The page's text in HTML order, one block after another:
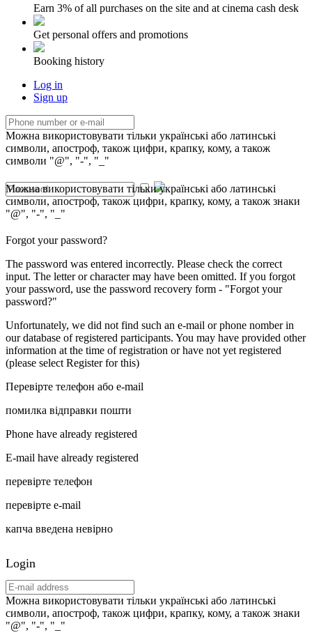
Earn 3% of all purchases on the site and at cinema cash desk
Get personal offers and promotions
Booking history
Log in
Sign up
Можна використовувати тільки українські або латинські
символи, апостроф, також цифри, крапку, кому, а також
символи "@", "-", "_"
Можна використовувати тільки українські або латинські
символи, апостроф, також цифри, крапку, кому, а також знаки
"@", "-", "_"
Forgot your password?
The password was entered incorrectly. Please check the correct
input. The letter or character may have been omitted. If you forgot
your password, use the password recovery form - "Forgot your
password?"
Unfortunately, we did not find such an e-mail or phone nomber in
our database of registered participants. You may have provided other
information at the time of registration or have not yet registered
(please select Register for this)
Перевірте телефон або e-mail
помилка відправки пошти
Phone have already registered
E-mail have already registered
перевірте телефон
перевірте e-mail
капча введена невірно
Login
Можна використовувати тільки українські або латинські
символи, апостроф, також цифри, крапку, кому, а також знаки
"@", "-", "_"